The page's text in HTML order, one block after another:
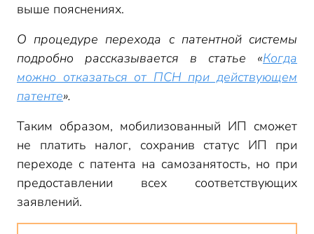
выше пояснениях.
О процедуре перехода с патентной системы
подробно рассказывается в статье «Когда
можно отказаться от ПСН при действующем
патенте».
Таким образом, мобилизованный ИП сможет
не платить налог, сохранив статус ИП при
переходе с патента на самозанятость, но при
предоставлении всех соответствующих
заявлений.